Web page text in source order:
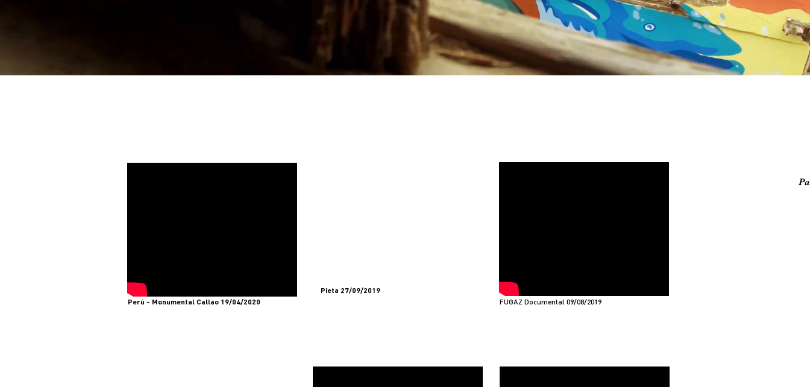
Pieta 27/09/2019
Perú - Monumental Callao 19/04/2020 FUGAZ Documental 09/08/2019